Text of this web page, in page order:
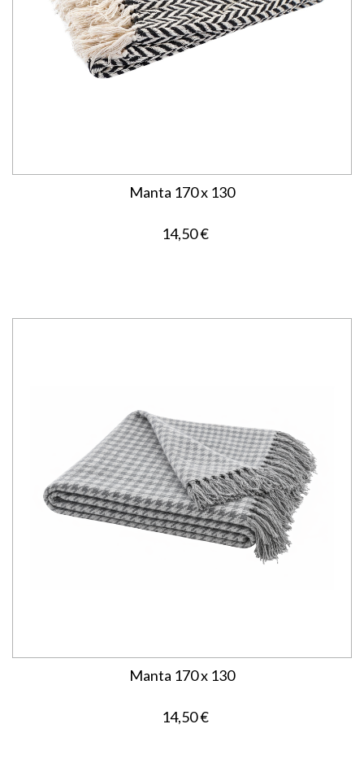
Manta 170 x 130
14,50 €
Manta 170 x 130
14,50 €